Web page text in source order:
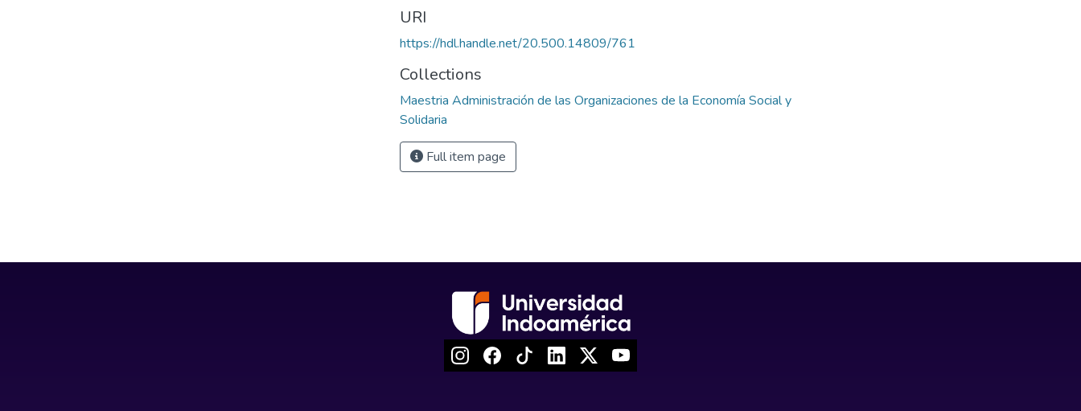
URI
https://hdl.handle.net/20.500.14809/761
Collections
Maestria Administración de las Organizaciones de la Economía Social y
Solidaria
Full item page